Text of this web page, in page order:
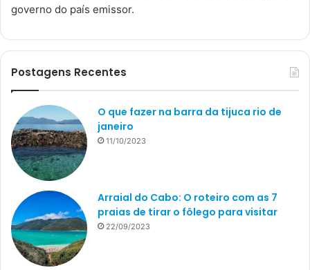
governo do país emissor.
Postagens Recentes
O que fazer na barra da tijuca rio de
janeiro
11/10/2023
Arraial do Cabo: O roteiro com as 7
praias de tirar o fôlego para visitar
22/09/2023